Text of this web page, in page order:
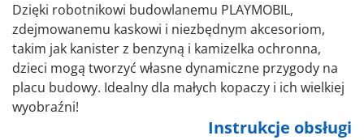
Dzięki robotnikowi budowlanemu PLAYMOBIL,
zdejmowanemu kaskowi i niezbędnym akcesoriom,
takim jak kanister z benzyną i kamizelka ochronna,
dzieci mogą tworzyć własne dynamiczne przygody na
placu budowy. Idealny dla małych kopaczy i ich wielkiej
wyobraźni!
Instrukcje obsługi